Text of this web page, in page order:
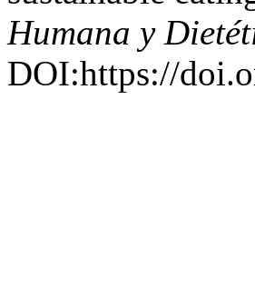
Humana y
DOI:https://